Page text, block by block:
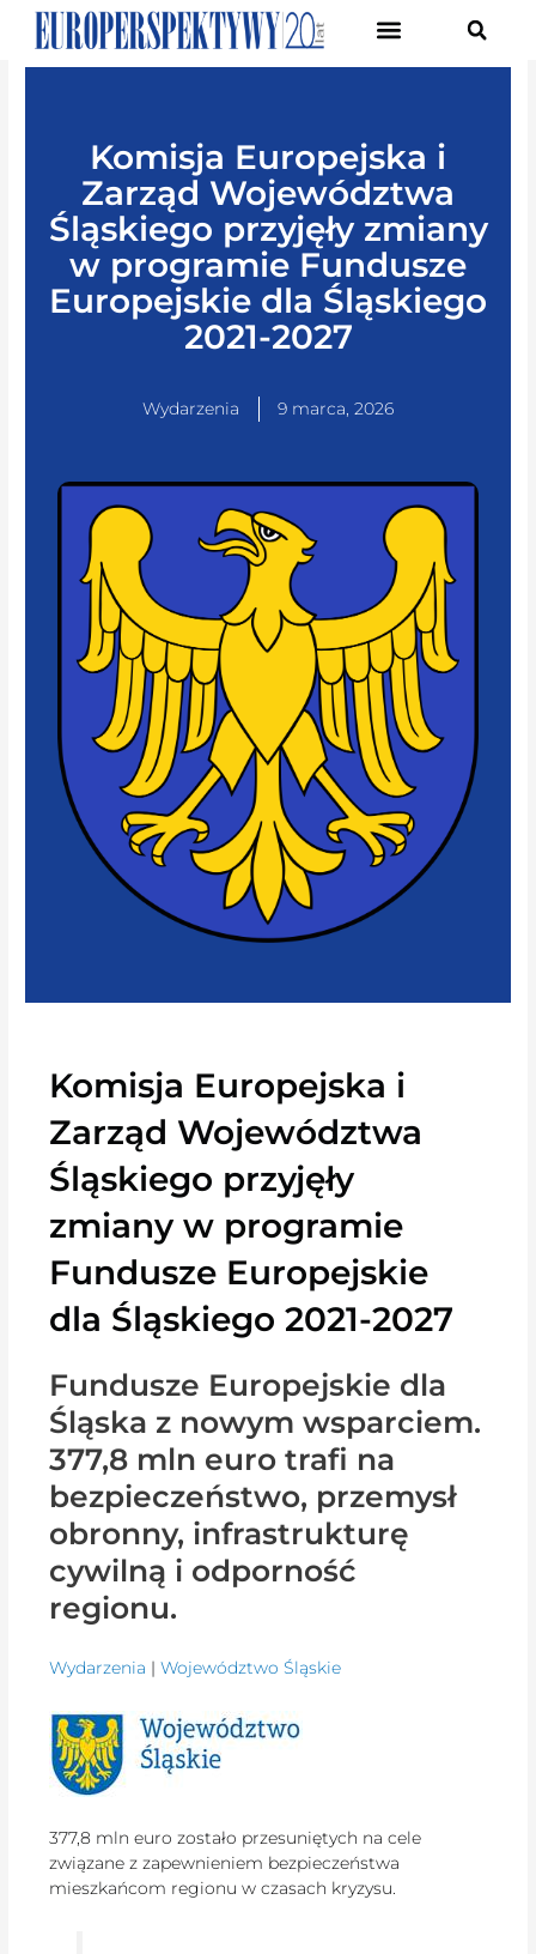
Komisja Europejska i
Zarząd Województwa
Śląskiego przyjęły zmiany
w programie Fundusze
Europejskie dla Śląskiego
2021-2027
Wydarzenia 9 marca, 2026
Komisja Europejska i
Zarząd Województwa
Śląskiego przyjęły
zmiany w programie
Fundusze Europejskie
dla Śląskiego 2021-2027
Fundusze Europejskie dla
Śląska z nowym wsparciem.
377,8 mln euro trafi na
bezpieczeństwo, przemysł
obronny, infrastrukturę
cywilną i odporność
regionu.
Wydarzenia |Województwo Śląskie
377,8 mln euro zostało przesuniętych na cele
związane z zapewnieniem bezpieczeństwa
mieszkańcom regionu w czasach kryzysu.